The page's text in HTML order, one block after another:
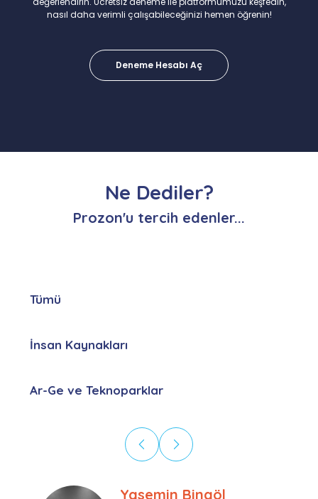
nasıl daha verimli çalışabileceğinizi hemen öğrenin!
Deneme Hesabı Aç
Ne Dediler?
Prozon'u tercih edenler...
Tümü
İnsan Kaynakları
Ar-Ge ve Teknoparklar
Ebru Kural